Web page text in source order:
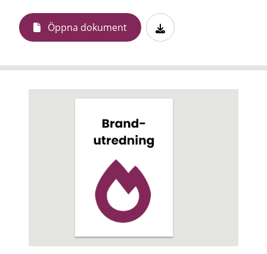
Öppna dokument